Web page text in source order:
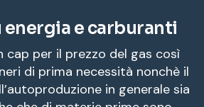
energia e carburanti
cap per il prezzo del gas così
di prima necessità nonchè il
in generale sia